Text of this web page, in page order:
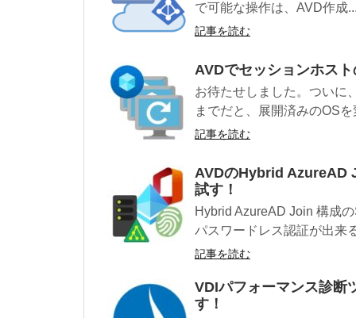
で可能な操作は、AVD作成
記事を読む
AVDでセッションホス
お待たせしました。ついに
までだと、展開済みのOS
記事を読む
AVDのHybrid AzureAD
試す！
Hybrid AzureAD Join 構成
パスワードレス認証が出来
記事を読む
VDIパフォーマンス診
す！